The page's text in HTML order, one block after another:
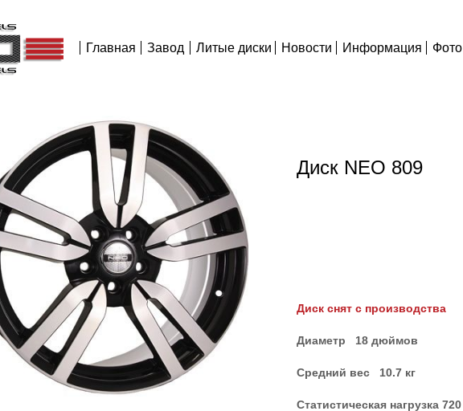
Главная Завод Литые диски Новости Информация Фото
Диск NEO 809
Диск снят с производства
Диаметр 18 дюймов
Средний вес 10.7 кг
Статистическая нагрузка 720